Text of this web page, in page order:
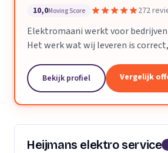
10,0Moving Score 272
Elektromaani werkt voor
Het werk wat wij leveren is
of grote projecten zijn geen enkel
Bekijk profiel Vergelijk
Heijmans elektro service